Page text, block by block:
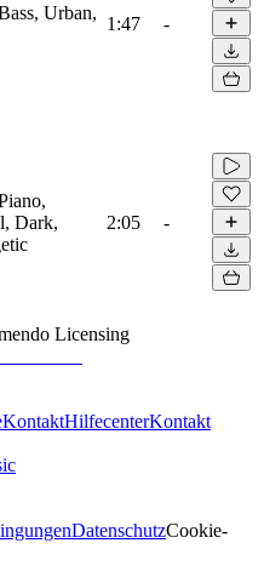
Urban,
1:47 -
Dark,
2:05 -
Licensing
KontaktHilfecenterKontakt
DatenschutzCookie-